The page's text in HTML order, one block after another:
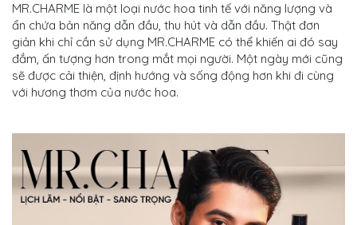
MR.CHARME là một loại nước hoa tinh tế với năng lượng và
ẩn chứa bản năng dẫn đầu, thu hút và dẫn đầu. Thật đơn
giản khi chỉ cần sử dụng MR.CHARME có thể khiến ai đó say
đắm, ấn tượng hơn trong mắt mọi người. Một ngày mới cũng
sẽ được cải thiện, định hướng và sống động hơn khi đi cùng
với hương thơm của nước hoa.